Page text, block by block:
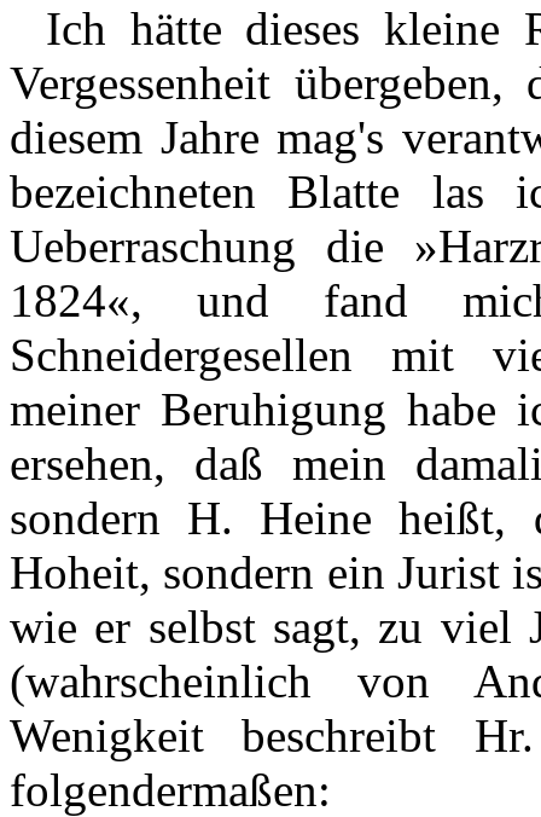
Ich hätte dieses kleine
Vergessenheit
diesem Jahre mag's
bezeichneten Blatte las
Ueberraschung die
1824«, und fand
Schneidergesellen mit
meiner Beruhigung habe
ersehen, daß mein
sondern H. Heine heißt,
Hoheit, sondern ein Jurist
wie er selbst sagt, zu viel
(wahrscheinlich von
Wenigkeit beschreibt
folgendermaßen: